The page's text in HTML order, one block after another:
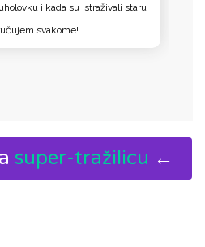
i kada su istraživali staru
svakome!
super-tražilicu ←